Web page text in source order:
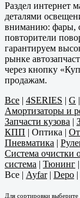
Раздел интернет
деталями
вниманию: фары,
повторители
гарантируем
рынке
через кнопку
продажам.
Все | 4SERIES | G |
Амортизаторы и
Запчасти кузова |
КПП | Оптика |
Пневматика |
Система очистки
система | Тюнинг |
Все | Ayfar| Depo |
Для сортировки выберите